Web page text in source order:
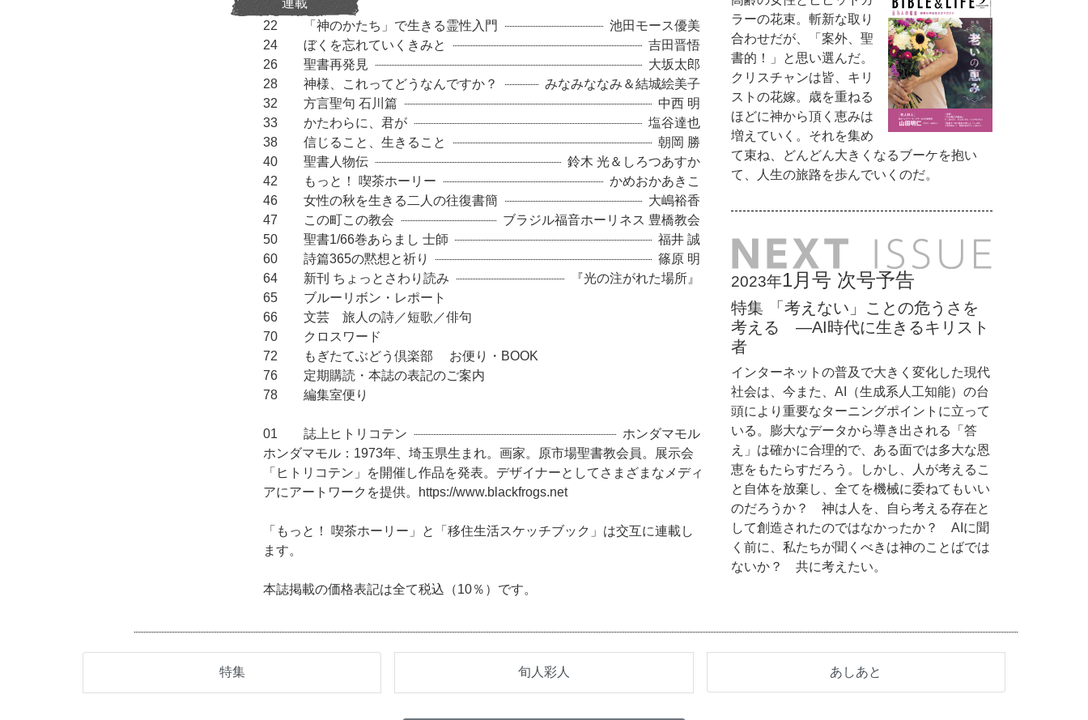
22
「神のかたち」で生きる霊性入門
池田モース優美
24
ぼくを忘れていくきみと
吉田晋悟
26
聖書再発見
大坂太郎
28
神様、これってどうなんですか？
みなみななみ＆結城絵美子
32
方言聖句 石川篇
中西 明
33
かたわらに、君が
塩谷達也
38
信じること、生きること
朝岡 勝
40
聖書人物伝
鈴木 光＆しろつあすか
42
もっと！ 喫茶ホーリー
かめおかあきこ
46
女性の秋を生きる二人の往復書簡
大嶋裕香
47
この町この教会
ブラジル福音ホーリネス 豊橋教会
50
聖書1/66巻あらまし 士師
福井 誠
60
詩篇365の黙想と祈り
篠原 明
64
新刊 ちょっとさわり読み
『光の注がれた場所』
65
ブルーリボン・レポート
66
文芸 旅人の詩／短歌／俳句
70
クロスワード
72
もぎたてぶどう倶楽部 お便り・BOOK
76
定期購読・本誌の表記のご案内
78
編集室便り
01 誌上ヒトリコテン
ホンダマモル
ホンダマモル：1973年、埼玉県生まれ。画家。原市場聖書教会員。展示会
「ヒトリコテン」を開催し作品を発表。デザイナーとしてさまざまなメディ
アにアートワークを提供。https://www.blackfrogs.net
「もっと！ 喫茶ホーリー」と「移住生活スケッチブック」は交互に連載し
ます。
本誌掲載の価格表記は全て税込（10％）です。
ラーの花束。斬新な取り
合わせだが、「案外、聖
書的！」と思い選んだ。
クリスチャンは皆、キリ
ストの花嫁。歳を重ねる
ほどに神から頂く恵みは
増えていく。それを集め
て束ね、どんどん大きくなるブーケを抱い
て、人生の旅路を歩んでいくのだ。
2023年1月号 次号予告
特集 「考えない」ことの危うさを
考える —AI時代に生きるキリスト
者
インターネットの普及で大きく変化した現代
社会は、今また、AI（生成系人工知能）の台
頭により重要なターニングポイントに立って
いる。膨大なデータから導き出される「答
え」は確かに合理的で、ある面では多大な恩
恵をもたらすだろう。しかし、人が考えるこ
と自体を放棄し、全てを機械に委ねてもいい
のだろうか？ 神は人を、自ら考える存在と
して創造されたのではなかったか？ AIに聞
く前に、私たちが聞くべきは神のことばでは
ないか？ 共に考えたい。
特集 旬人彩人 あしあと